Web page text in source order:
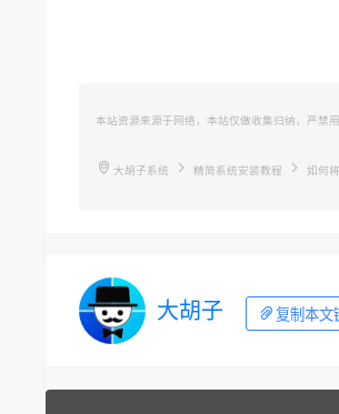
本站资源来源于网络，本站仅做收集归纳，严禁
大胡子系统 精简系统安装教程 如何
大胡子 复制本文